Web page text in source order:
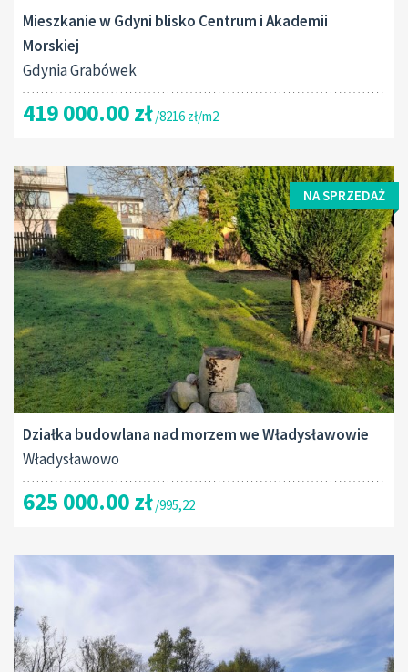
Mieszkanie w Gdyni blisko Centrum i Akademii
Morskiej
Gdynia Grabówek
419 000.00 zł /8216 zł/m2
NA SPRZEDAŻ
Działka budowlana nad morzem we Władysławowie
Władysławowo
625 000.00 zł /995,22